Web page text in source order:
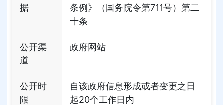
据
条例》（国务院令第711号）第二
十条
公开渠
道
政府网站
公开时
限
自该政府信息形成或者变更之日
起20个工作日内